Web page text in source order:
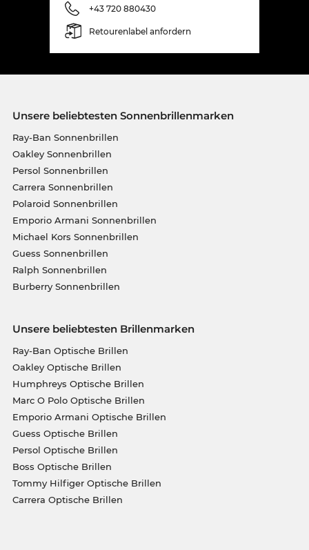
+43 720 880430
Retourenlabel anfordern
Unsere beliebtesten Sonnenbrillenmarken
Ray-Ban Sonnenbrillen
Oakley Sonnenbrillen
Persol Sonnenbrillen
Carrera Sonnenbrillen
Polaroid Sonnenbrillen
Emporio Armani Sonnenbrillen
Michael Kors Sonnenbrillen
Guess Sonnenbrillen
Ralph Sonnenbrillen
Burberry Sonnenbrillen
Unsere beliebtesten Brillenmarken
Ray-Ban Optische Brillen
Oakley Optische Brillen
Humphreys Optische Brillen
Marc O Polo Optische Brillen
Emporio Armani Optische Brillen
Guess Optische Brillen
Persol Optische Brillen
Boss Optische Brillen
Tommy Hilfiger Optische Brillen
Carrera Optische Brillen